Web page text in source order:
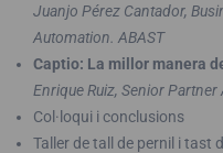
Juanjo Pérez Cantador,
Automation. ABAST
Captio: La millor manera
Enrique Ruiz, Senior
Col·loqui i conclusions
Taller de tall de pernil i tast